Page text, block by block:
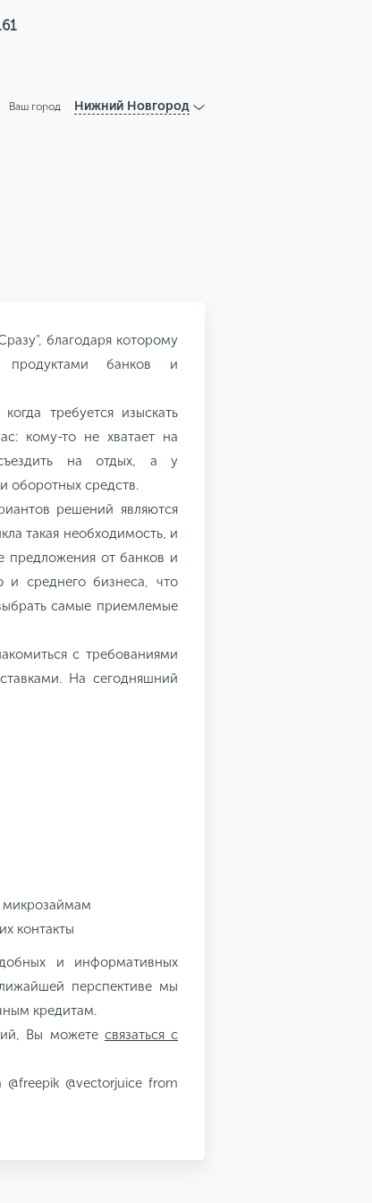
Ваш город Нижний Новгород
благодаря которому
продуктами банков и
требуется изыскать
кому-то не хватает на
на отдых, а у
оборотных средств.
решений являются
такая необходимость, и
предложения от банков и
среднего бизнеса, что
самые приемлемые
с требованиями
На сегодняшний
микрозаймам
контакты
и информативных
перспективе мы
кредитам.
Вы можете связаться с
@vectorjuice from